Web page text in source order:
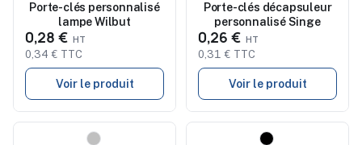
Porte-clés personnalisé
lampe Wilbut
0,28 €
0,34 € TTC
Voir le produit
Porte-clés décapsuleur
personnalisé Singe
0,26 €
0,31 € TTC
Voir le produit